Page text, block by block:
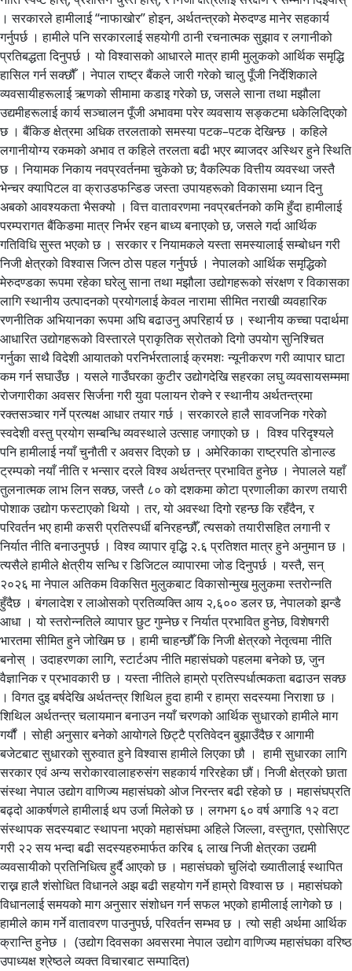
। सरकारले हामीलाई “नाफाखोर” होइन, अर्थतन्त्रको मेरुदण्ड मानेर सहकार्य
गर्नुपर्छ । हामीले पनि सरकारलाई सहयोगी ठानी रचनात्मक सुझाव र लगानीको
प्रतिबद्धता दिनुपर्छ । यो विश्वासको आधारले मात्र हामी मुलुकको आर्थिक समृद्धि
हासिल गर्न सक्छौँ । नेपाल राष्ट्र बैंकले जारी गरेको चालु पूँजी निर्देशिकाले
व्यवसायीहरूलाई ऋणको सीमामा कडाइ गरेको छ, जसले साना तथा मझौला
उद्यमीहरूलाई कार्य सञ्चालन पूँजी अभावमा परेर व्यवसाय सङ्कटमा धकेलिदिएको
छ । बैंकिङ क्षेत्रमा अधिक तरलताको समस्या पटक–पटक देखिन्छ । कहिले
लगानीयोग्य रकमको अभाव त कहिले तरलता बढी भएर ब्याजदर अस्थिर हुने स्थिति
छ । नियामक निकाय नवप्रवर्तनमा चुकेको छ; वैकल्पिक वित्तीय व्यवस्था जस्तै
भेन्चर क्यापिटल वा क्राउडफन्डिङ जस्ता उपायहरूको विकासमा ध्यान दिनु
अबको आवश्यकता भैसक्यो । वित्त वातावरणमा नवप्रबर्तनको कमि हुँदा हामीलाई
परम्परागत बैंकिङमा मात्र निर्भर रहन बाध्य बनाएको छ, जसले गर्दा आर्थिक
गतिविधि सुस्त भएको छ । सरकार र नियामकले यस्ता समस्यालाई सम्बोधन गरी
निजी क्षेत्रको विश्वास जित्न ठोस पहल गर्नुपर्छ । नेपालको आर्थिक समृद्धिको
मेरुदण्डका रूपमा रहेका घरेलु साना तथा मझौला उद्योगहरूको संरक्षण र विकासका
लागि स्थानीय उत्पादनको प्रयोगलाई केवल नारामा सीमित नराखी व्यवहारिक
रणनीतिक अभियानका रूपमा अघि बढाउनु अपरिहार्य छ । स्थानीय कच्चा पदार्थमा
आधारित उद्योगहरूको विस्तारले प्राकृतिक स्रोतको दिगो उपयोग सुनिश्चित
गर्नुका साथै विदेशी आयातको परनिर्भरतालाई क्रमशः न्यूनीकरण गरी व्यापार घाटा
कम गर्न सघाउँछ । यसले गाउँघरका कुटीर उद्योगदेखि सहरका लघु व्यवसायसम्ममा
रोजगारीका अवसर सिर्जना गरी युवा पलायन रोक्ने र स्थानीय अर्थतन्त्रमा
रक्तसञ्चार गर्ने प्रत्यक्ष आधार तयार गर्छ । सरकारले हालै सावजनिक गरेको
स्वदेशी वस्तु प्रयोग सम्बन्धि व्यवस्थाले उत्साह जगाएको छ । विश्व परिदृश्यले
पनि हामीलाई नयाँ चुनौती र अवसर दिएको छ । अमेरिकाका राष्ट्रपति डोनाल्ड
ट्रम्पको नयाँ नीति र भन्सार दरले विश्व अर्थतन्त्र प्रभावित हुनेछ । नेपालले यहाँ
तुलनात्मक लाभ लिन सक्छ, जस्तै ८० को दशकमा कोटा प्रणालीका कारण तयारी
पोशाक उद्योग फस्टाएको थियो । तर, यो अवस्था दिगो रहन्छ कि रहँदैन, र
परिवर्तन भए हामी कसरी प्रतिस्पर्धी बनिरहन्छौँ, त्यसको तयारीसहित लगानी र
निर्यात नीति बनाउनुपर्छ । विश्व व्यापार वृद्धि २.६ प्रतिशत मात्र हुने अनुमान छ ।
त्यसैले हामीले क्षेत्रीय सन्धि र डिजिटल व्यापारमा जोड दिनुपर्छ । यस्तै, सन्
२०२६ मा नेपाल अतिकम विकसित मुलुकबाट विकासोन्मुख मुलुकमा स्तरोन्नति
हुँदैछ । बंगलादेश र लाओसको प्रतिव्यक्ति आय २,६०० डलर छ, नेपालको झन्डै
आधा । यो स्तरोन्नतिले व्यापार छुट गुम्नेछ र निर्यात प्रभावित हुनेछ, विशेषगरी
भारतमा सीमित हुने जोखिम छ । हामी चाहन्छौँ कि निजी क्षेत्रको नेतृत्वमा नीति
बनोस् । उदाहरणका लागि, स्टार्टअप नीति महासंघको पहलमा बनेको छ, जुन
वैज्ञानिक र प्रभावकारी छ । यस्ता नीतिले हाम्रो प्रतिस्पर्धात्मकता बढाउन सक्छ
। विगत दुइ बर्षदेखि अर्थतन्त्र शिथिल हुदा हामी र हाम्रा सदस्यमा निराशा छ ।
शिथिल अर्थतन्त्र चलायमान बनाउन नयाँ चरणको आर्थिक सुधारको हामीले माग
गर्यौं । सोही अनुसार बनेको आयोगले छिट्टै प्रतिवेदन बुझाउँदैछ र आगामी
बजेटबाट सुधारको सुरुवात हुने विश्वास हामीले लिएका छौ । हामी सुधारका लागि
सरकार एवं अन्य सरोकारवालाहरुसंग सहकार्य गरिरहेका छौं। निजी क्षेत्रको छाता
संस्था नेपाल उद्योग वाणिज्य महासंघको ओज निरन्तर बढी रहेको छ । महासंघप्रति
बढ्दो आकर्षणले हामीलाई थप उर्जा मिलेको छ । लगभग ६० वर्ष अगाडि १२ वटा
संस्थापक सदस्यबाट स्थापना भएको महासंघमा अहिले जिल्ला, वस्तुगत, एसोसिएट
गरी २२ सय भन्दा बढी सदस्यहरुमार्फत करिब ६ लाख निजी क्षेत्रका उद्यमी
व्यवसायीको प्रतिनिधित्व हुर्दै आएको छ । महासंघको चुलिंदो ख्यातीलाई स्थापित
राख्न हालै शंसोधित विधानले अझ बढी सहयोग गर्ने हाम्रो विश्वास छ । महासंघको
विधानलाई समयको माग अनुसार संशोधन गर्न सफल भएको हामीलाई लागेको छ ।
हामीले काम गर्ने वातावरण पाउनुपर्छ, परिवर्तन सम्भव छ । त्यो सही अर्थमा आर्थिक
क्रान्ति हुनेछ । (उद्योग दिवसका अवसरमा नेपाल उद्योग वाणिज्य महासंघका वरिष्ठ
उपाध्यक्ष श्रेष्ठले व्यक्त विचारबाट सम्पादित)